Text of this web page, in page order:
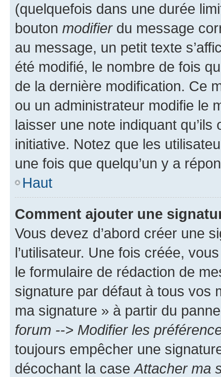
(quelquefois dans une durée
bouton modifierdu message
au message, un petit texte
été modifié, le nombre de fois
de la dernière modification. Ce
ou un administrateur modifie le
laisser une note indiquant
initiative. Notez que les
une fois que quelqu’un y a
Haut
Comment ajouter une
Vous devez d’abord créer une
l’utilisateur. Une fois créée,
le formulaire de rédaction de
signature par défaut à tous vos
ma signature » à partir du
forum --> Modifier les
toujours empêcher une
décochant la caseAttacher ma